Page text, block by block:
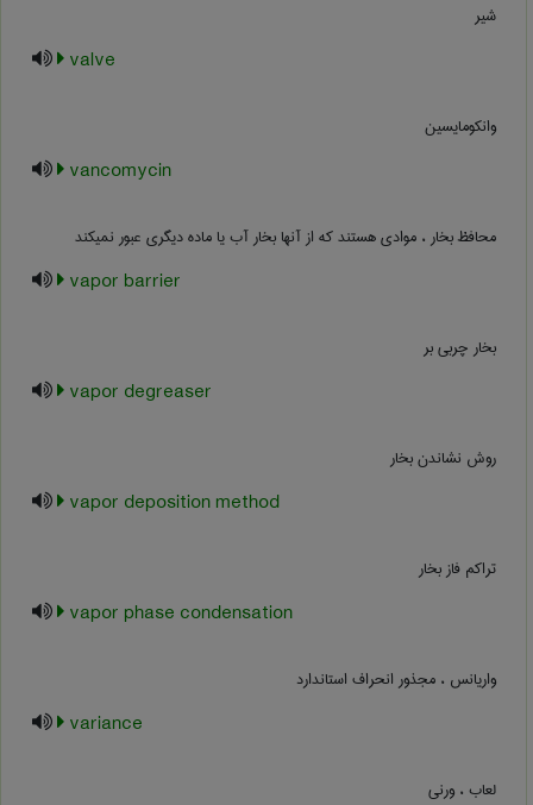
شیر
valve
وانکومایسین
vancomycin
محافظ بخار ، موادی هستند که از آنها بخار آب یا ماده دیگری عبور نمی‏کند
vapor barrier
بخار چربی بر
vapor degreaser
روش نشاندن بخار
vapor deposition method
تراکم فاز بخار
vapor phase condensation
واریانس ، مجذور انحراف استاندارد
variance
لعاب ، ورنی